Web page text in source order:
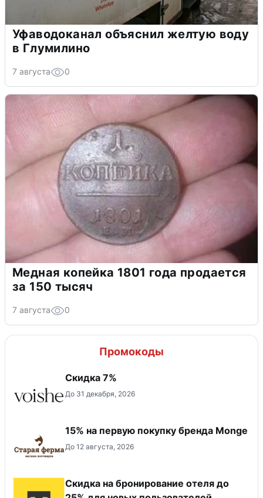
Уфаводоканал объяснил желтую воду
в Глумилино
7 августа 0
Медная копейка 1801 года продается
за 150 тысяч
7 августа 0
Промокоды
​Скидка 7%
До 31 декабря, 2026
15% на первую покупку бренда Monge
До 12 августа, 2026
Скидка на бронирование отеля до